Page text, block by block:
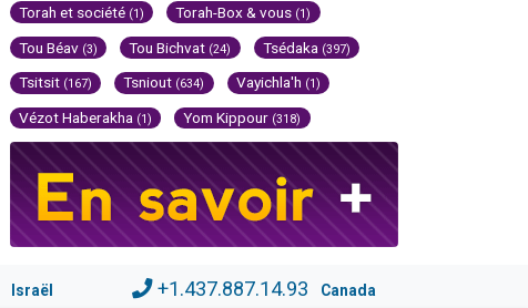
Torah et société (1) Torah-Box & vous (1)
Tou Béav (3) Tou Bichvat (24) Tsédaka (397)
Tsitsit (167) Tsniout (634) Vayichla'h (1)
Vézot Haberakha (1) Yom Kippour (318)
Israël +1.437.887.14.93 Canada